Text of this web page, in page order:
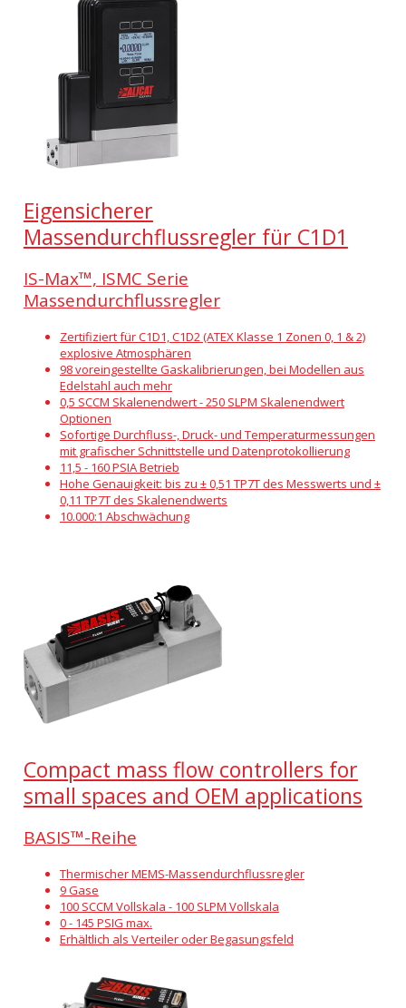
Eigensicherer
Massendurchflussregler für C1D1
IS-Max™, ISMC Serie
Massendurchflussregler
Zertifiziert für C1D1, C1D2 (ATEX Klasse 1 Zonen 0, 1 & 2)
explosive Atmosphären
98 voreingestellte Gaskalibrierungen, bei Modellen aus
Edelstahl auch mehr
0,5 SCCM Skalenendwert - 250 SLPM Skalenendwert
Optionen
Sofortige Durchfluss-, Druck- und Temperaturmessungen
mit grafischer Schnittstelle und Datenprotokollierung
11,5 - 160 PSIA Betrieb
Hohe Genauigkeit: bis zu ± 0,51 TP7T des Messwerts und ±
0,11 TP7T des Skalenendwerts
10.000:1 Abschwächung
Compact mass flow controllers for
small spaces and OEM applications
BASIS™-Reihe
Thermischer MEMS-Massendurchflussregler
9 Gase
100 SCCM Vollskala - 100 SLPM Vollskala
0 - 145 PSIG max.
Erhältlich als Verteiler oder Begasungsfeld